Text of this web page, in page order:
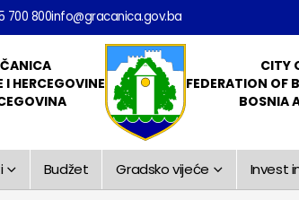
700 800info@gracanica.gov.ba
I HERCEGOVINE
CITY
FEDERATION OF
BOSNIA
Budžet Gradsko vijeće Invest